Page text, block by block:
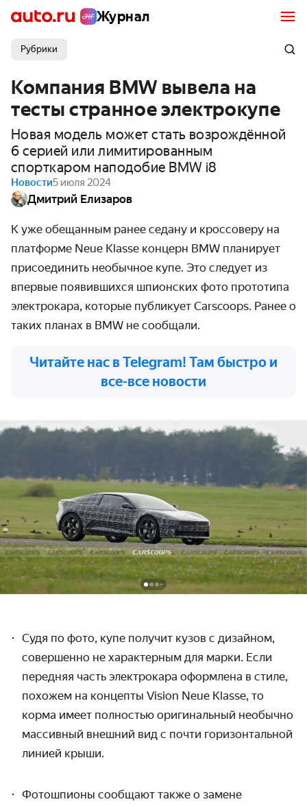
Журнал
Рубрики
Компания BMW вывела на
тесты странное электрокупе
Новая модель может стать возрождённой
6 серией или лимитированным
спорткаром наподобие BMW i8
Новости5 июля 2024
Дмитрий Елизаров
К уже обещанным ранее седану и кроссоверу на
платформе Neue Klasse концерн BMW планирует
присоединить необычное купе. Это следует из
впервые появившихся шпионских фото прототипа
электрокара, которые публикует Carscoops. Ранее о
таких планах в BMW не сообщали.
Читайте нас в Telegram! Там быстро и
все-все новости
Судя по фото, купе получит кузов с дизайном,
совершенно не характерным для марки. Если
передняя часть электрокара оформлена в стиле,
похожем на концепты Vision Neue Klasse, то
корма имеет полностью оригинальный необычно
массивный внешний вид с почти горизонтальной
линией крыши.
Фотошпионы сообщают также о замене